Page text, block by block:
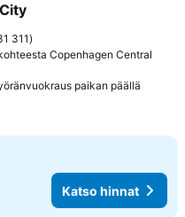
suosikkeihin
311
Copenhagen Central
paikan päällä
Katso hinnat